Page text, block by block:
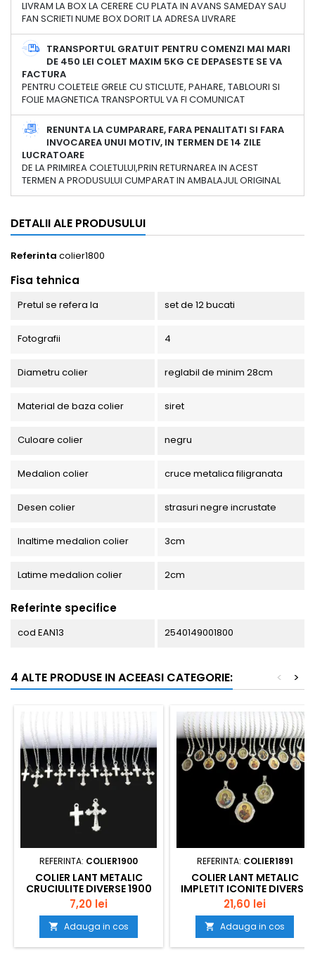
LIVRAM LA BOX LA CERERE CU PLATA IN AVANS SAMEDAY SAU
FAN SCRIETI NUME BOX DORIT LA ADRESA LIVRARE
TRANSPORTUL GRATUIT PENTRU COMENZI MAI MARI
DE 450 LEI COLET MAXIM 5KG CE DEPASESTE SE VA
FACTURA
PENTRU COLETELE GRELE CU STICLUTE, PAHARE, TABLOURI SI
FOLIE MAGNETICA TRANSPORTUL VA FI COMUNICAT
RENUNTA LA CUMPARARE, FARA PENALITATI SI FARA
INVOCAREA UNUI MOTIV, IN TERMEN DE 14 ZILE
LUCRATOARE
DE LA PRIMIREA COLETULUI,PRIN RETURNAREA IN ACEST
TERMEN A PRODUSULUI CUMPARAT IN AMBALAJUL ORIGINAL
DETALII ALE PRODUSULUI
Referinta colier1800
Fisa tehnica
Pretul se refera la set de 12 bucati
Fotografii 4
Diametru colier reglabil de minim 28cm
Material de baza colier siret
Culoare colier negru
Medalion colier cruce metalica filigranata
Desen colier strasuri negre incrustate
Inaltime medalion colier 3cm
Latime medalion colier 2cm
Referinte specifice
cod EAN13 2540149001800
4 ALTE PRODUSE IN ACEEASI CATEGORIE: >
<
REFERINTA: COLIER1900
COLIER LANT METALIC
CRUCIULITE DIVERSE 1900
SET12BUC
7,20 lei
 Adauga in cos
REFERINTA: COLIER1891
COLIER LANT METALIC
IMPLETIT ICONITE DIVERSE
1891 SET12BUC
21,60 lei
 Adauga in cos